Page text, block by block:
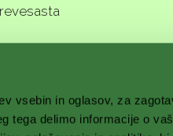
vsebin in oglasov, za
tega delimo informacije o